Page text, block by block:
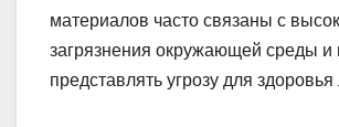
материалов часто связаны с
загрязнения окружающей среды и
представлять угрозу для